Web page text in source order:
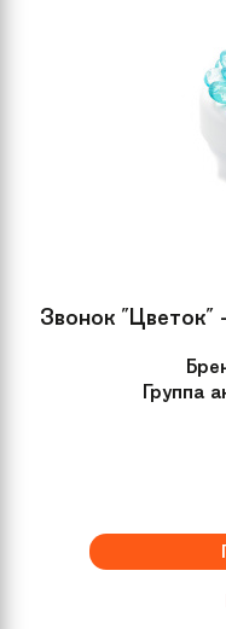
Звонок "Цветок"
Группа